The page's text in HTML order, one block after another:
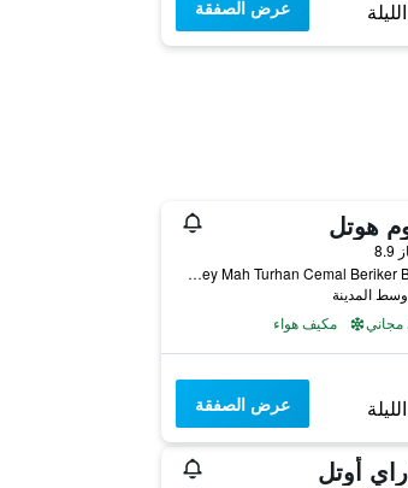
عرض الصفقة
هوتل
Resat Bey Mah Turhan Cemal Beriker Bulvari No 16 A, أادانا, تركيا
مجاني
مكيف هواء
عرض الصفقة
أوتل